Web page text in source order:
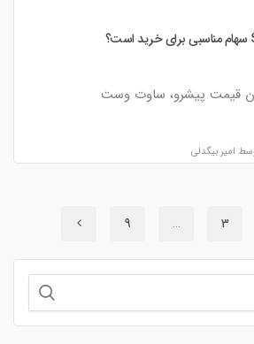
قیمت پیشرو، ساوت وست
امیر بیگدلی
3
…
9